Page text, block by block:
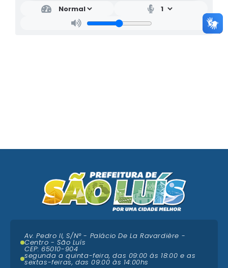
Av. Pedro II, S/N° - Palácio De La Ravardière -
Centro - São Luís
CEP: 65010-904
segunda a quinta-feira, das 09:00 ás 18:00 e as
sextas-feiras, das 09:00 às 14:00hs